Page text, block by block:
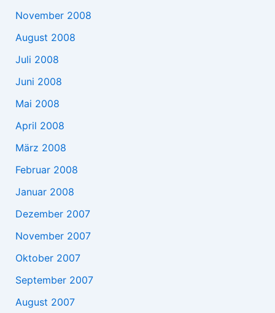
November 2008
August 2008
Juli 2008
Juni 2008
Mai 2008
April 2008
März 2008
Februar 2008
Januar 2008
Dezember 2007
November 2007
Oktober 2007
September 2007
August 2007